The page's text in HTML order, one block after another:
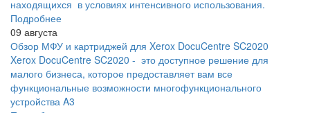
находящихся в условиях интенсивного использования.
Подробнее
09 августа
Обзор МФУ и картриджей для Xerox DocuCentre SC2020
Xerox DocuCentre SC2020 - это доступное решение для
малого бизнеса, которое предоставляет вам все
функциональные возможности многофункционального
устройства A3